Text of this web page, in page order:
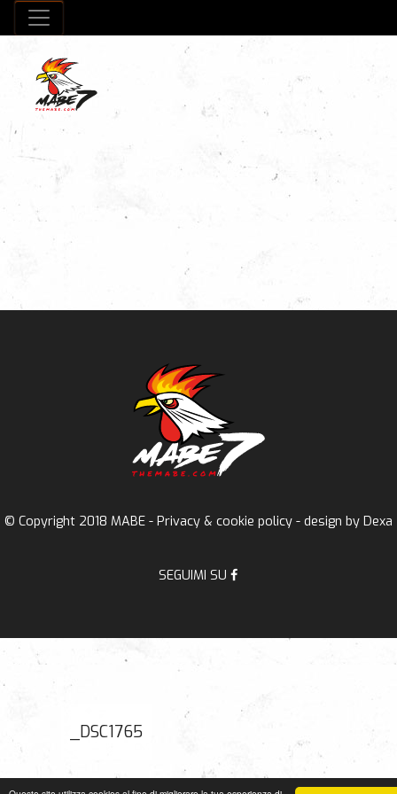
_DSC1765
© Copyright 2018 MABE - Privacy & cookie policy - design by Dexa
SEGUIMI SU